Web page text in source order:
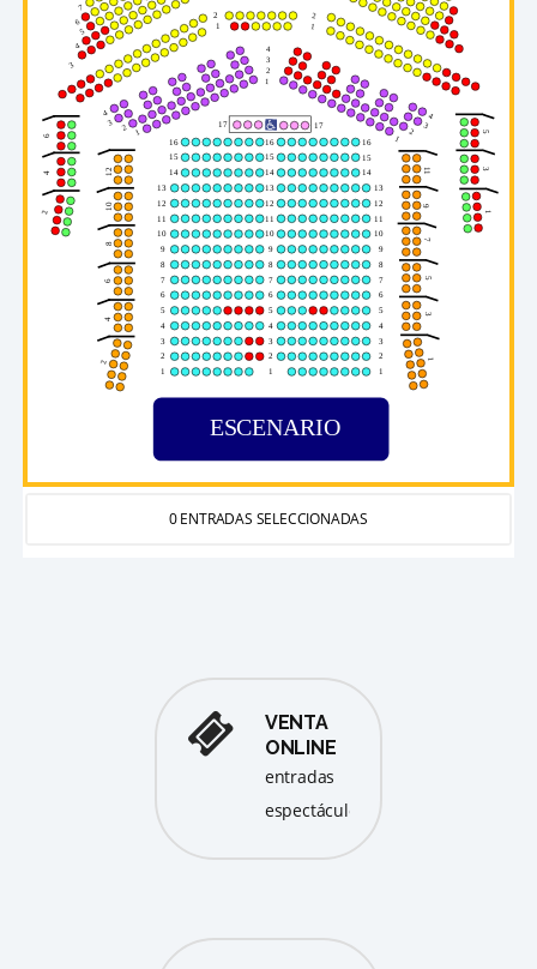
7
6
5
4
3
2 2
1 1
4
4
3
3
2
2
1
1
2
4
6
5
3
1
17
17
16
16
15
15
14 14
13 13
2
4
6
8
10
12
12 12
11 11
11
9
7
5
3
1
10 10
9 9
8 8
7 7
6 6
5 5
4 4
3 3
2
2
1
1
2
1
4
3
16
15
14
13
12
11
10
9
8
7
6
5
4
3
2
1
ESCENARIO
0 ENTRADAS SELECCIONADAS
VENTA
ONLINE
entradas
espectáculos